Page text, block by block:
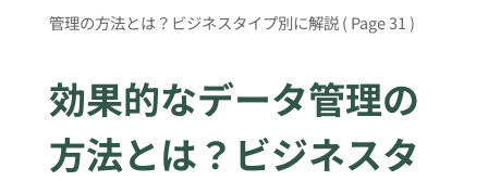
管理の方法とは？ビジネスタイプ別に解説( Page 31 )
効果的なデータ管理の
方法とは？ビジネスタ